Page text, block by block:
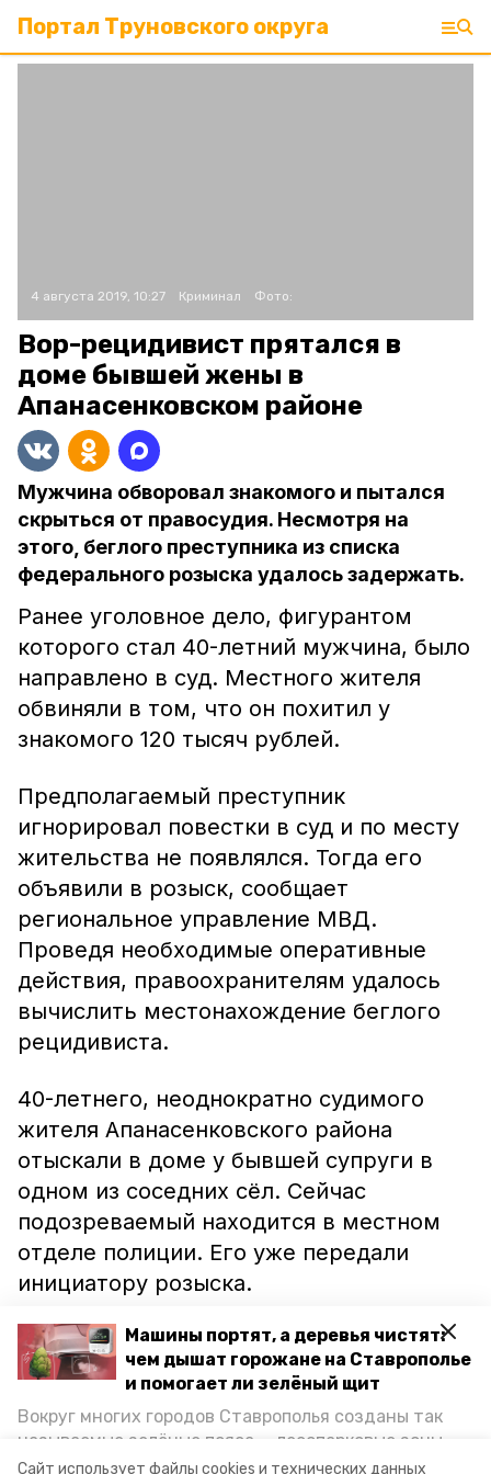
Сайт использует файлы cookies и технических данных
Машины портят, а деревья чистят:
чем дышат горожане на Ставрополье
и помогает ли зелёный щит
Вокруг многих городов Ставрополья созданы так
называемые зелёные пояса — лесопарковые зоны,
снижающие негативное воздействие выхлопных
Портал Труновского округа
4 августа 2019, 10:27 Криминал Фото:
Вор-рецидивист прятался в
доме бывшей жены в
Апанасенковском районе
Мужчина обворовал знакомого и пытался
скрыться от правосудия. Несмотря на
этого, беглого преступника из списка
федерального розыска удалось задержать.
Ранее уголовное дело, фигурантом
которого стал 40-летний мужчина, было
направлено в суд. Местного жителя
обвиняли в том, что он похитил у
знакомого 120 тысяч рублей.
Предполагаемый преступник
игнорировал повестки в суд и по месту
жительства не появлялся. Тогда его
объявили в розыск, сообщает
региональное управление МВД.
Проведя необходимые оперативные
действия, правоохранителям удалось
вычислить местонахождение беглого
рецидивиста.
40-летнего, неоднократно судимого
жителя Апанасенковского района
отыскали в доме у бывшей супруги в
одном из соседних сёл. Сейчас
подозреваемый находится в местном
отделе полиции. Его уже передали
инициатору розыска.
Ранее на скамье подсудимыхоказалась
жительница Ипатова. Женщина
ревнивого сожителя. Она будет
отбывать наказание в колонии общего